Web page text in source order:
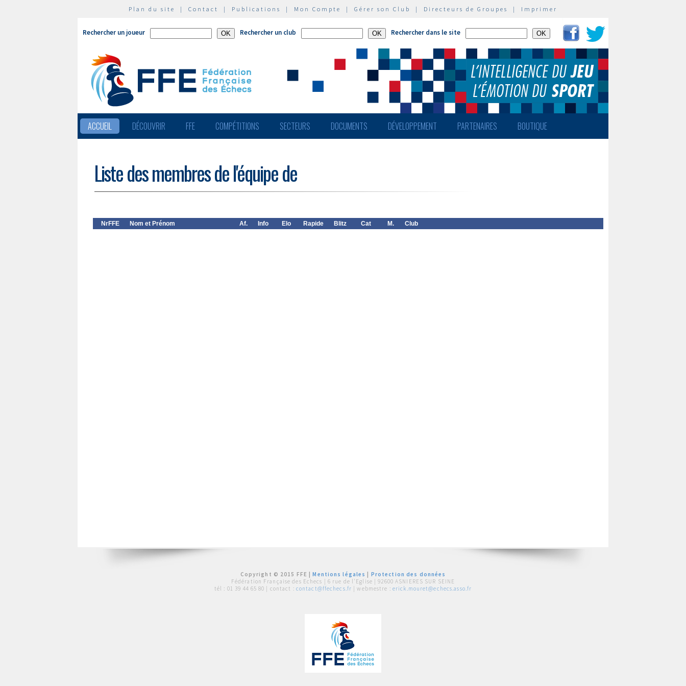
Plan du site | Contact | Publications | Mon Compte | Gérer son Club | Directeurs de Groupes | Imprimer
Rechercher un joueur Rechercher un club Rechercher dans le site
ACCUEIL DÉCOUVRIR FFE COMPÉTITIONS SECTEURS DOCUMENTS DÉVELOPPEMENT PARTENAIRES BOUTIQUE
Liste des membres de l'équipe de
NrFFE Nom et Prénom Af. Info Elo Rapide Blitz Cat M. Club
Copyright © 2015 FFE |Mentions légales
Protection des données
Fédération Française des Echecs | 6 rue de l'Eglise | 92600 ASNIERES SUR SEINE
tél : 01 39 44 65 80 | contact : contact@ffechecs.fr | webmestre : erick.mouret@echecs.asso.fr